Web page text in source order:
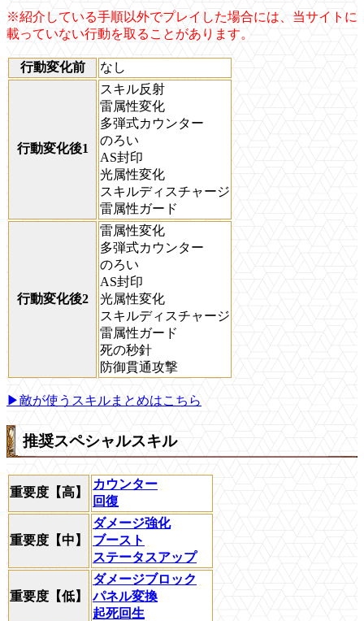
※紹介している手順以外でプレイした場合には、当サイトに
載っていない行動を取ることがあります。
行動変化前 なし
行動変化後1
スキル反射
雷属性変化
多弾式カウンター
のろい
AS封印
光属性変化
スキルディスチャージ
雷属性ガード
行動変化後2
雷属性変化
多弾式カウンター
のろい
AS封印
光属性変化
スキルディスチャージ
雷属性ガード
死の秒針
防御貫通攻撃
▶敵が使うスキルまとめはこちら
推奨スペシャルスキル
重要度【高】
カウンター
回復
重要度【中】
ダメージ強化
ブースト
ステータスアップ
重要度【低】
ダメージブロック
パネル変換
起死回生